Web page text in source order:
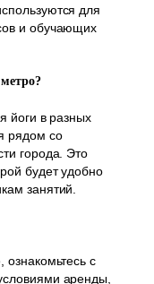
для
и обучающих
йоги в разных
рядом со
города. Это
будет удобно
занятий.
ознакомьтесь с
аренды,